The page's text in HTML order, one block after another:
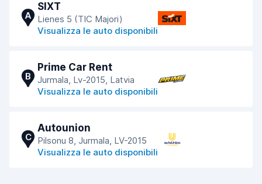
A
SIXT
Lienes 5 (TIC Majori)
Visualizza le auto disponibili
B
Prime Car Rent
Jurmala, Lv-2015, Latvia
Visualizza le auto disponibili
C
Autounion
Pilsonu 8, Jurmala, LV-2015
Visualizza le auto disponibili